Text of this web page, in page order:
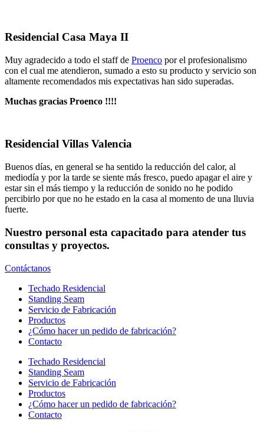
Residencial Casa Maya II
Muy agradecido a todo el staff de Proenco por el profesionalismo
con el cual me atendieron, sumado a esto su producto y servicio son
altamente recomendados mis expectativas han sido superadas.
Muchas gracias Proenco !!!!
Residencial Villas Valencia
Buenos días, en general se ha sentido la reducción del calor, al
mediodía y por la tarde se siente más fresco, puedo apagar el aire y
estar sin el más tiempo y la reducción de sonido no he podido
percibirlo por que no he estado en la casa al momento de una lluvia
fuerte.
Nuestro personal esta capacitado para atender tus
consultas y proyectos.
Contáctanos
Techado Residencial
Standing Seam
Servicio de Fabricación
Productos
¿Cómo hacer un pedido de fabricación?
Contacto
Techado Residencial
Standing Seam
Servicio de Fabricación
Productos
¿Cómo hacer un pedido de fabricación?
Contacto